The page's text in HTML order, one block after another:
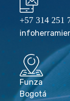
+57 314 251
Funza
Bogotá